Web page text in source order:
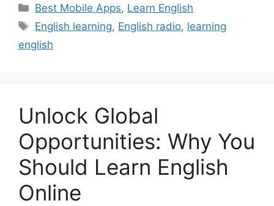
Categories
Best Mobile Apps, Learn English
Tags
English learning, English radio, learning
english
Unlock Global
Opportunities: Why You
Should Learn English
Online